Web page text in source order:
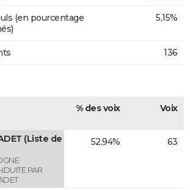
(en pourcentage
5,15%
136
% des voix Voix
(Liste de
PAR
52,94% 63